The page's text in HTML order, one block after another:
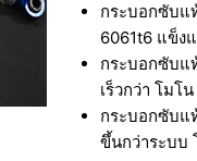
กระบอกซับแ
6061t6 แข็ง
กระบอกซับ
เร็วกว่า โมโ
กระบอกซับ
ขึ้นกว่าระบบ